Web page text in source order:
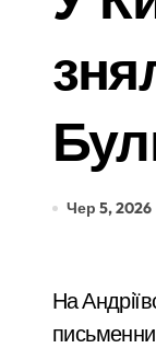
Чер 5, 2026
На Андріївському узвозі в столиці демонтували пам’ятник російському та радянському